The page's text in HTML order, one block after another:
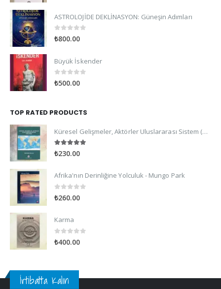
ASTROLOJİDE DEKLİNASYON: Güneşin Adımları
0 out of 5
₺800.00
Büyük İskender
0out of 5
₺500.00
TOP RATED PRODUCTS
Küresel Gelişmeler, Aktörler Uluslararası Sistem (2022-2023)
5.00 out of 5
₺230.00
Afrika'nın Derinliğine Yolculuk - Mungo Park
0 out of 5
₺260.00
Karma
0
₺400.00
İrtibatta Kalın